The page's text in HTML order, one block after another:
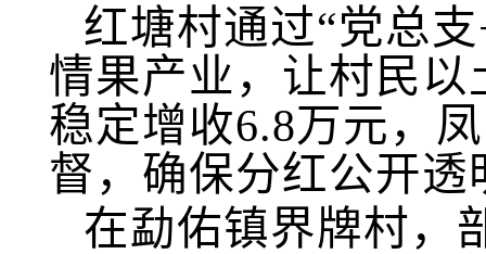
红塘村通过“党总
情果产业，让村民以
稳定增收6.8万元，
督，确保分红公开透
在勐佑镇界牌村，